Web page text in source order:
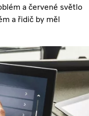
a červené světlo
a řidič by měl